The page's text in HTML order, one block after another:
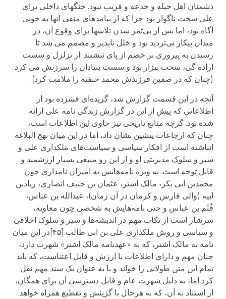
دشمنان اهل حیله و خدعه و فریب نبود. جنگهای داخلی برای
علی سخت ناگوار بود چرا که از پیامدهای منفی آنها به خوبی
آگاه بود، اما پس از بی‌ثمر شدن تلاشها برای وقوع آن، در
میدان پیکار بی‌تردید بود و خلل ناپذیر و مصمم می شد تا
رسیدن به پیروزی بر خصم از پای ننشیند. از تزلزل و سست
اراده گی، سخت بیزار بود و سست بنیادان را سرزنش می کرد
(چنان که در صفین فرزندش محمد حنفیه را ملامت کرد).
آنچه در این قسمت گزارش شد، گزیده‌ای فشرده بود از
اطلاعاتی که پیش از این در گزارش زندگی نامه علی ارائه
شده بود. گرچه منابع تاریخی نیز حاوی این اطلاعات است،
چنان که ارجاعات پیشین نشان داد، اما در این میان نهج البلاغه
انباشته است از افکار سیاسی و سیاست‌های ملکداری علی و
سیر و سلوک مدیریتی او و از این رو منبعی بسیار ارزشمند و
قابل توجه است. به ویژه نامه‌هایش به امیران نامداری چون
محمدبن ابی بکر، مالک اشتر، عثمان بن حنیف انصاری، زیادبن
ابیه (والی فارس و کرمان در آن زمان)، عبدالله بن عباس،
قُثَم بن عباس و حتی نامه‌هایش به شخصی چون معاویه،
سرشار است از نکات مهم در اندیشه‌ها و سیر و سلوک اخلاقی
و سیاسی و روش ملکداری علی بن ابی طالب.[۴۵]در این میان
نامه به مالک اشتر، که به «عهدنامه مالک اشتر» شهرت دارد،
چنان مهم و دارای اطلاعات با ارزش و قابل اعتناست، که باید
تمام این متن طولانی را خواند و یا به عنوان یک سند مهم نقل
کرد اما، به دلیل شهرت عام و قابل دسترسی آن برای همگان،
از استناد به آن، که به هرحال با گزینش و تقطیع همراه خواهد